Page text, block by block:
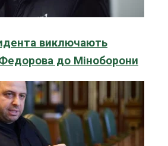
виключають
до Міноборони